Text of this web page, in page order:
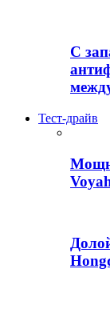
С
Тест-драйв